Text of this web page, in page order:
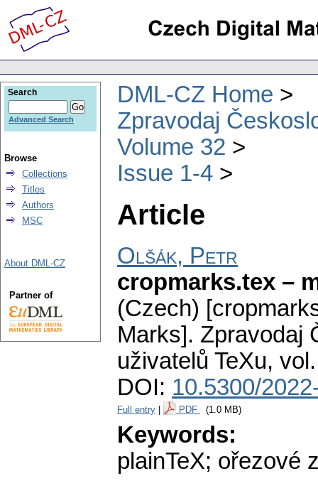
DML-CZ Home
Zpravodaj
Volume 32
Issue 1-4
Article
Olšák, Petr
cropmarks.tex –
(Czech)
Marks]. Zpravodaj
uživatelů TeXu,
DOI: 10.5300/
Full entry PDF (1.0 MB)
Keywords:
plainTeX; ořezové
Search
Advanced Search
Browse
Collections
Titles
Authors
MSC
About DML-CZ
Partner of